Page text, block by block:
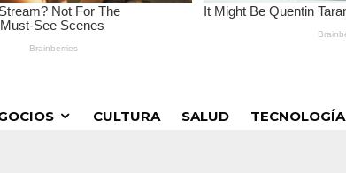
CULTURA SALUD TECNOLOGÍA